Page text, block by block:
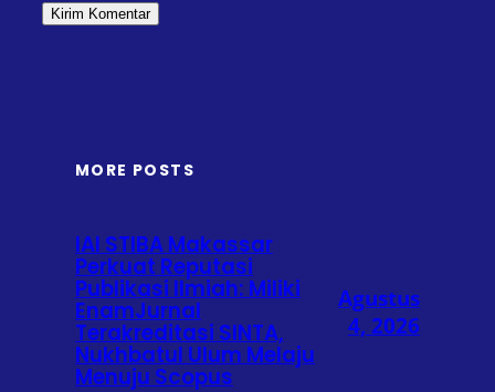
MORE POSTS
IAI STIBA Makassar
Perkuat Reputasi
Publikasi Ilmiah: Miliki
EnamJurnal
Terakreditasi SINTA,
Nukhbatul Ulum Melaju
Menuju Scopus
Agustus
4, 2026